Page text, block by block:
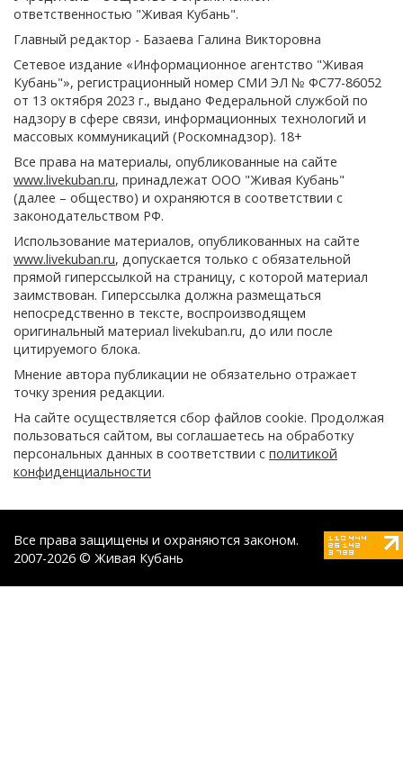
ответственностью "Живая Кубань".
Главный редактор - Базаева Галина Викторовна
Сетевое издание «Информационное агентство "Живая
Кубань"», регистрационный номер СМИ ЭЛ № ФС77-86052
от 13 октября 2023 г., выдано Федеральной службой по
надзору в сфере связи, информационных технологий и
массовых коммуникаций (Роскомнадзор). 18+
Все права на материалы, опубликованные на сайте
www.livekuban.ru, принадлежат ООО "Живая Кубань"
(далее – общество) и охраняются в соответствии с
законодательством РФ.
Использование материалов, опубликованных на сайте
www.livekuban.ru, допускается только с обязательной
прямой гиперссылкой на страницу, с которой материал
заимствован. Гиперссылка должна размещаться
непосредственно в тексте, воспроизводящем
оригинальный материал livekuban.ru, до или после
цитируемого блока.
Мнение автора публикации не обязательно отражает
точку зрения редакции.
На сайте осуществляется сбор файлов cookie. Продолжая
пользоваться сайтом, вы соглашаетесь на обработку
персональных данных в соответствии с политикой
конфиденциальности
Все права защищены и охраняются законом.
2007-2026 © Живая Кубань